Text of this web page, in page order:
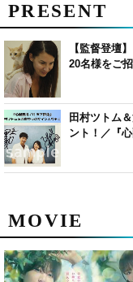
MOVIE
PRESENT
【監督登壇
20名様をご招
田村ツトム
ント！／『